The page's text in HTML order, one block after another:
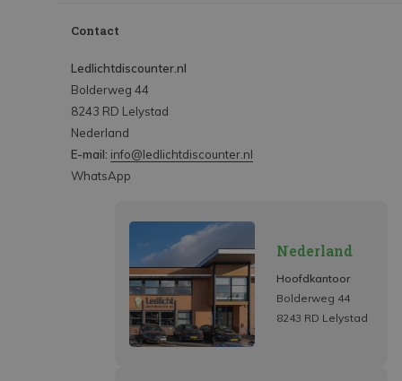
Contact
Ledlichtdiscounter.nl
Bolderweg 44
8243 RD Lelystad
Nederland
E-mail: info@ledlichtdiscounter.nl
WhatsApp
Nederland
Hoofdkantoor
Bolderweg 44
8243 RD Lelystad